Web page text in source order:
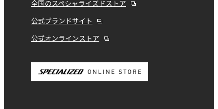
全国のスペシャライズドストア
公式ブランドサイト
公式オンラインストア